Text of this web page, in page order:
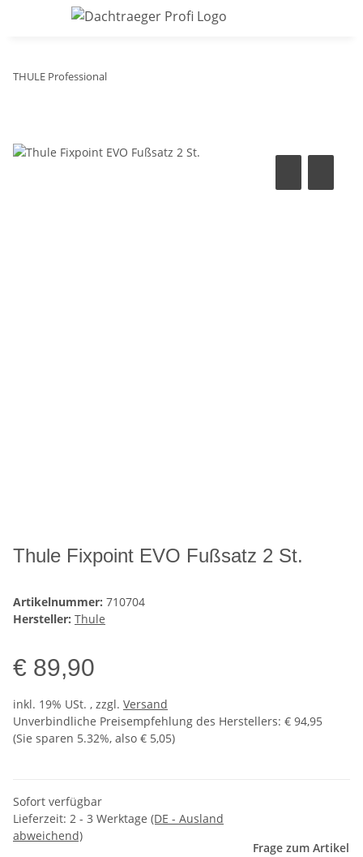
THULE Professional
Thule Fixpoint EVO Fußsatz 2 St.
Artikelnummer: 710704
Hersteller: Thule
€ 89,90
inkl. 19% USt. , zzgl. Versand
Unverbindliche Preisempfehlung des Herstellers: € 94,95
(Sie sparen 5.32%, also € 5,05)
Sofort verfügbar
Lieferzeit: 2 - 3 Werktage (DE - Ausland
abweichend)
Frage zum Artikel